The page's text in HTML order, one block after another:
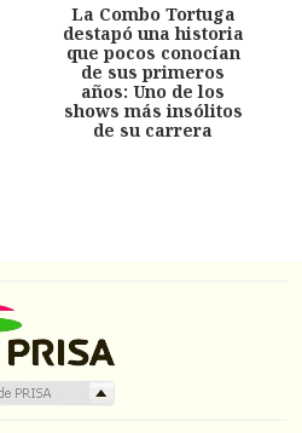
La Combo Tortuga
destapó una historia
que pocos conocían
de sus primeros
años: Uno de los
shows más insólitos
de su carrera